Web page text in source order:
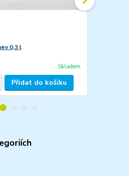
0,3 l
Skladem
Přidat do košíku